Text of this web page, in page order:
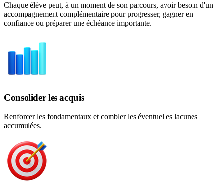
Chaque élève peut, à un moment de son parcours, avoir besoin d'un
accompagnement complémentaire pour progresser, gagner en
confiance ou préparer une échéance importante.
Consolider les acquis
Renforcer les fondamentaux et combler les éventuelles lacunes
accumulées.